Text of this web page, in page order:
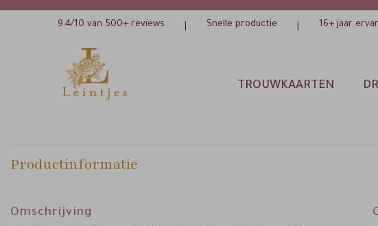
9.4/10 van 500+ reviews Snelle productie 16+ jaar
TROUWKAARTEN
Productinformatie
Omschrijving